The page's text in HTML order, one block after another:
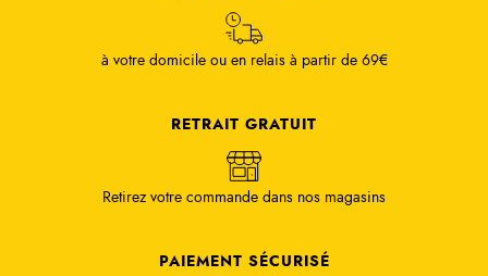
à votre domicile ou en relais à partir de 69€
RETRAIT GRATUIT
Retirez votre commande dans nos magasins
PAIEMENT SÉCURISÉ